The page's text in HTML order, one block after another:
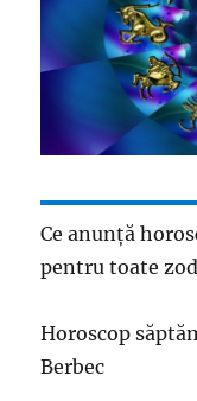
Ce anunță
pentru toate
Horoscop
Berbec